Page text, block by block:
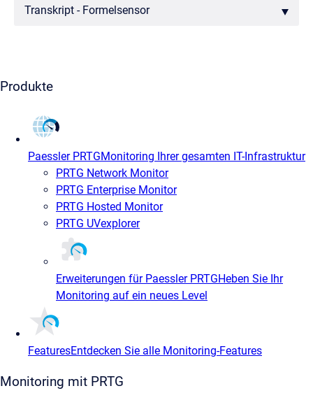
Transkript - Formelsensor
Produkte
Paessler PRTGMonitoring Ihrer gesamten IT-Infrastruktur
PRTG Network Monitor
PRTG Enterprise Monitor
PRTG Hosted Monitor
PRTG UVexplorer
Erweiterungen für Paessler PRTGHeben Sie Ihr
Monitoring auf ein neues Level
FeaturesEntdecken Sie alle Monitoring-Features
Monitoring mit PRTG